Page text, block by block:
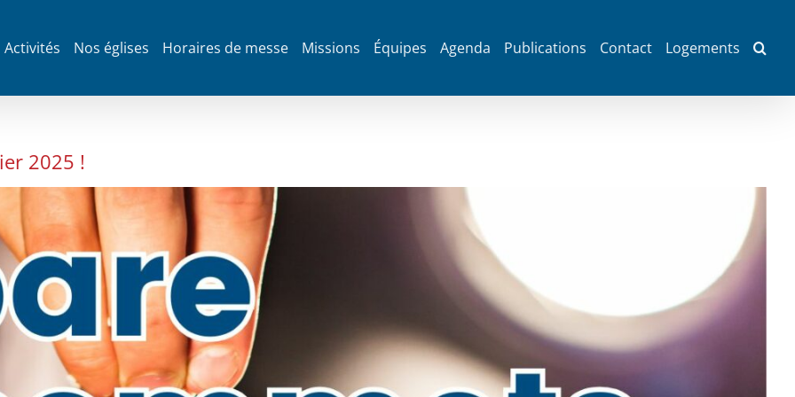
Activités Nos églises Horaires de messe Missions Équipes Agenda Publications Contact Logements
2025 !